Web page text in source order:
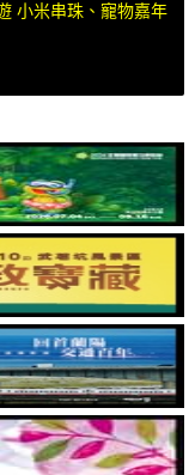
小米串珠、寵物嘉年